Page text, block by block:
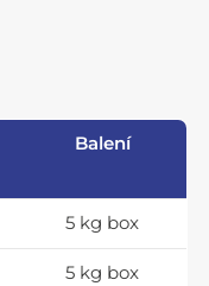
Balení
5 kg box
5 kg box